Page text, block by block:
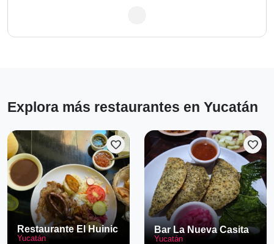
Explora más restaurantes en Yucatán
favorite
Restaurante El Huinic
Yucatán
favorite
Bar La Nueva Casita
Yucatán